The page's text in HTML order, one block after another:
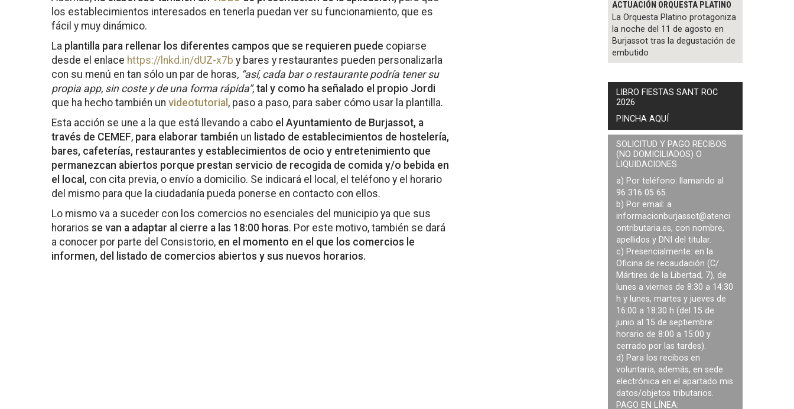
los establecimientos interesados en tenerla puedan ver su funcionamiento, que es
fácil y muy dinámico.
La plantilla para rellenar los diferentes campos que se requieren puede copiarse
desde el enlace https://lnkd.in/dUZ-x7b y bares y restaurantes pueden personalizarla
con su menú en tan sólo un par de horas, “así, cada bar o restaurante podría tener su
propia app, sin coste y de una forma rápida”, tal y como ha señalado el propio Jordi
que ha hecho también un videotutorial , paso a paso, para saber cómo usar la plantilla.
Esta acción se une a la que está llevando a cabo el Ayuntamiento de Burjassot, a
través de CEMEF, para elaborar también un listado de establecimientos de hostelería,
bares, cafeterías, restaurantes y establecimientos de ocio y entretenimiento que
permanezcan abiertos porque prestan servicio de recogida de comida y/o bebida en
el local, con cita previa, o envío a domicilio. Se indicará el local, el teléfono y el horario
del mismo para que la ciudadanía pueda ponerse en contacto con ellos.
Lo mismo va a suceder con los comercios no esenciales del municipio ya que sus
horarios se van a adaptar al cierre a las 18:00 horas. Por este motivo, también se dará
a conocer por parte del Consistorio, en el momento en el que los comercios le
informen, del listado de comercios abiertos y sus nuevos horarios.
ACTUACIÓN ORQUESTA PLATINO
La Orquesta Platino protagoniza
la noche del 11 de agosto en
Burjassot tras la degustación de
embutido
LIBRO FIESTAS SANT ROC
2026
PINCHA AQUÍ
SOLICITUD Y PAGO RECIBOS
(NO DOMICILIADOS) O
LIQUIDACIONES
a) Por teléfono: llamando al
96 316 05 65.
b) Por email: a
informacionburjassot@atenci
ontributaria.es, con nombre,
apellidos y DNI del titular.
c) Presencialmente: en la
Oficina de recaudación (C/
Mártires de la Libertad, 7), de
lunes a viernes de 8:30 a 14:30
h y lunes, martes y jueves de
16:00 a 18:30 h (del 15 de
junio al 15 de septiembre:
horario de 8:00 a 15:00 y
cerrado por las tardes).
d) Para los recibos en
voluntaria, además, en sede
electrónica en el apartado mis
datos/objetos tributarios.
PAGO EN LÍNEA: